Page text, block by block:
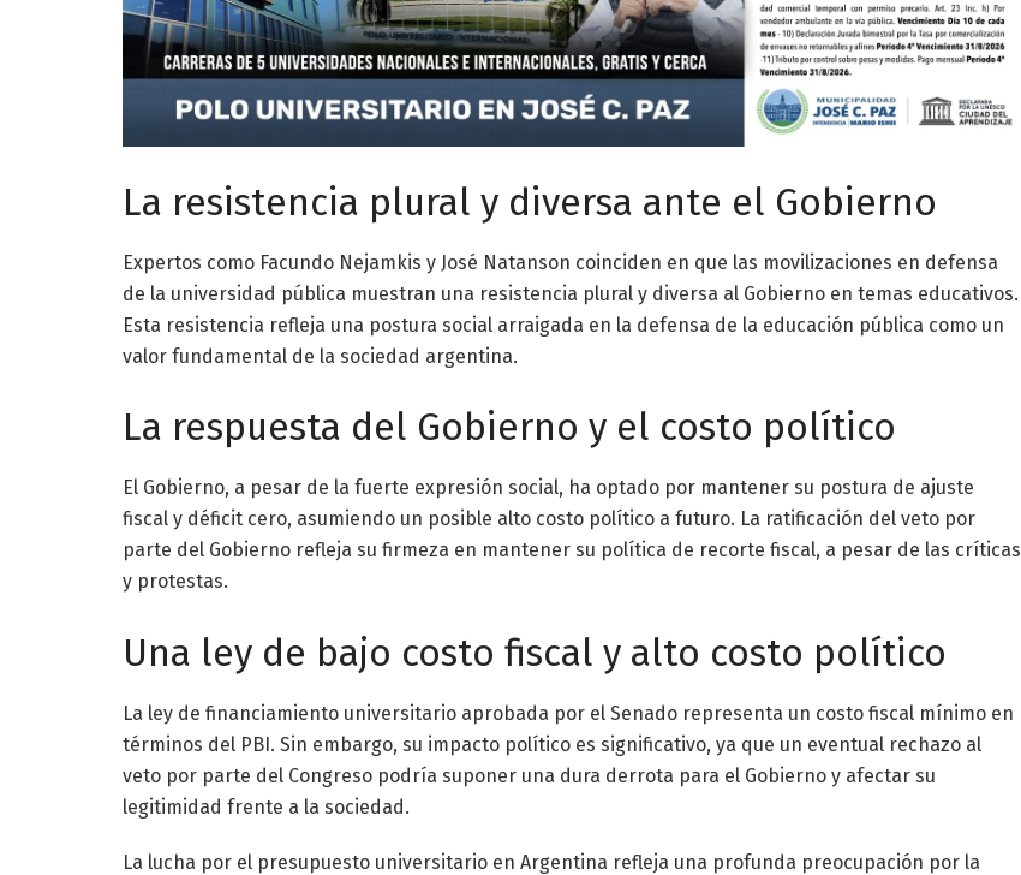
La resistencia plural y diversa ante el Gobierno
Expertos como Facundo Nejamkis y José Natanson coinciden en que las movilizaciones en defensa
de la universidad pública muestran una resistencia plural y diversa al Gobierno en temas educativos.
Esta resistencia refleja una postura social arraigada en la defensa de la educación pública como un
valor fundamental de la sociedad argentina.
La respuesta del Gobierno y el costo político
El Gobierno, a pesar de la fuerte expresión social, ha optado por mantener su postura de ajuste
fiscal y déficit cero, asumiendo un posible alto costo político a futuro. La ratificación del veto por
parte del Gobierno refleja su firmeza en mantener su política de recorte fiscal, a pesar de las críticas
y protestas.
Una ley de bajo costo fiscal y alto costo político
La ley de financiamiento universitario aprobada por el Senado representa un costo fiscal mínimo en
términos del PBI. Sin embargo, su impacto político es significativo, ya que un eventual rechazo al
veto por parte del Congreso podría suponer una dura derrota para el Gobierno y afectar su
legitimidad frente a la sociedad.
La lucha por el presupuesto universitario en Argentina refleja una profunda preocupación por la